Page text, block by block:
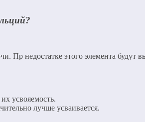
Пр недостатке этого элемента
усвояемость.
лучше усваивается.